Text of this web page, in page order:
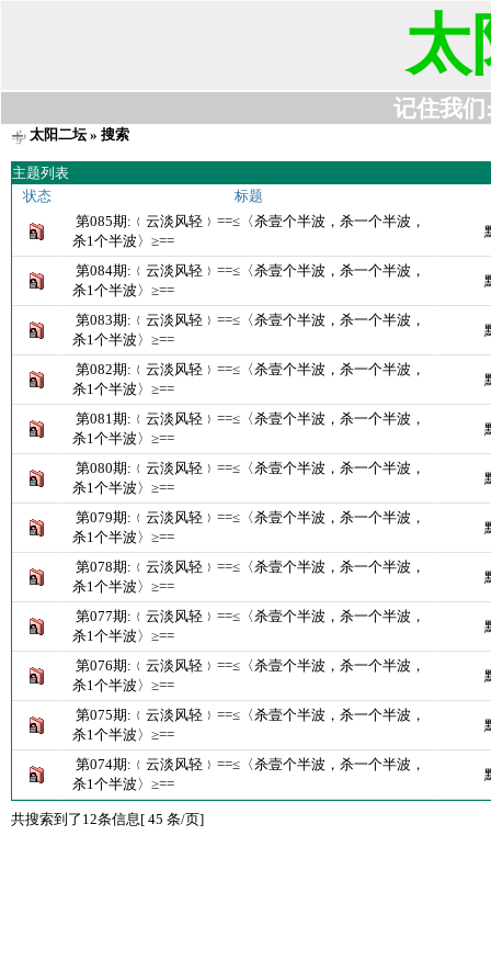
太
记住我们
太阳二坛» 搜索
主题列表
状态
标题
第085期:﹛云淡风轻﹜==≤〈杀壹个半波，杀一个半波，
杀1个半波〉≥==
第084期:﹛云淡风轻﹜==≤〈杀壹个半波，杀一个半波，
杀1个半波〉≥==
第083期:﹛云淡风轻﹜==≤〈杀壹个半波，杀一个半波，
杀1个半波〉≥==
第082期:﹛云淡风轻﹜==≤〈杀壹个半波，杀一个半波，
杀1个半波〉≥==
第081期:﹛云淡风轻﹜==≤〈杀壹个半波，杀一个半波，
杀1个半波〉≥==
第080期:﹛云淡风轻﹜==≤〈杀壹个半波，杀一个半波，
杀1个半波〉≥==
第079期:﹛云淡风轻﹜==≤〈杀壹个半波，杀一个半波，
杀1个半波〉≥==
第078期:﹛云淡风轻﹜==≤〈杀壹个半波，杀一个半波，
杀1个半波〉≥==
第077期:﹛云淡风轻﹜==≤〈杀壹个半波，杀一个半波，
杀1个半波〉≥==
第076期:﹛云淡风轻﹜==≤〈杀壹个半波，杀一个半波，
杀1个半波〉≥==
第075期:﹛云淡风轻﹜==≤〈杀壹个半波，杀一个半波，
杀1个半波〉≥==
第074期:﹛云淡风轻﹜==≤〈杀壹个半波，杀一个半波，
杀1个半波〉≥==
共搜索到了12条信息[ 45 条/页]